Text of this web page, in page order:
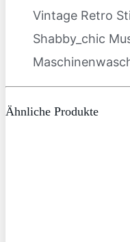
Vintage Retro
Shabby_chic
Ähnliche Produkte